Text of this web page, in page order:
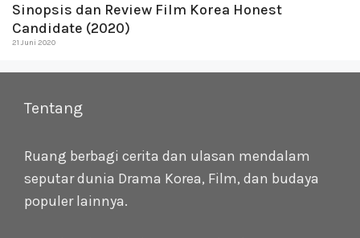
Sinopsis dan Review Film Korea Honest
Candidate (2020)
21 Juni 2020
Tentang
Ruang berbagi cerita dan ulasan mendalam
seputar dunia Drama Korea, Film, dan budaya
populer lainnya.